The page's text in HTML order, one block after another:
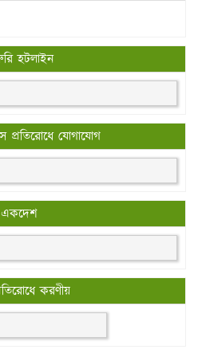
হটলাইন
প্রতিরোধে যোগাযোগ
একদেশ
করণীয়